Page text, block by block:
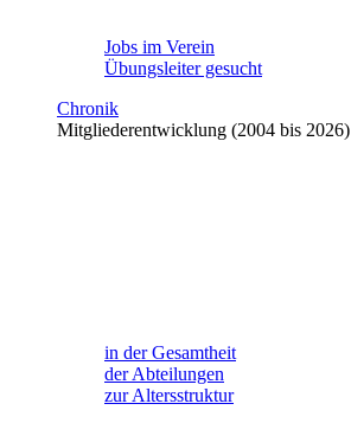
Jobs im Verein
Übungsleiter gesucht
Chronik
Mitgliederentwicklung (2004 bis 2026)
in der Gesamtheit
der Abteilungen
zur Altersstruktur